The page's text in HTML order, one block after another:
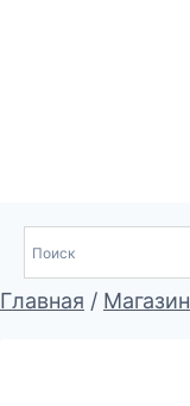
Главная / Магазин